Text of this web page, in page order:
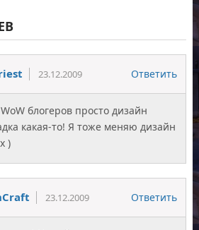
23.12.2009 Ответить
блогеров просто дизайн
какая-то! Я тоже меняю дизайн
)
23.12.2009 Ответить